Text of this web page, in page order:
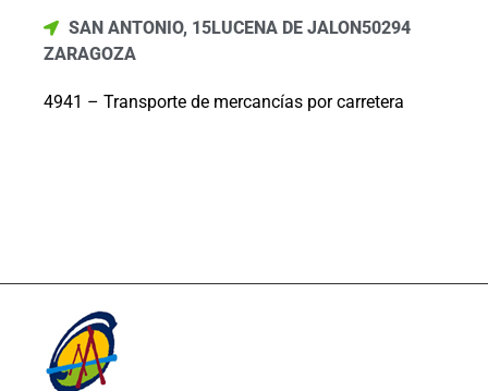
SAN ANTONIO, 15LUCENA DE JALON50294
ZARAGOZA
4941 – Transporte de mercancías por carretera